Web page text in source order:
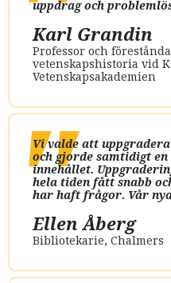
-1962, sökformulär
uppdrag och
Karl Grandin
Professor och
vetenskapshistoria vid
Vetenskapsakademien
Vi valde att
och gjorde samtidigt en
innehållet.
hela tiden fått snabb
har haft frågor. Vår
Ellen Åberg
Bibliotekarie, Chalmers